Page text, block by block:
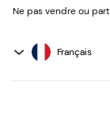
Ne pas vendre ou